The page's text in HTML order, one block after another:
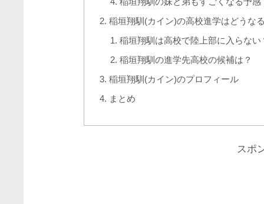
稲垣翔馴(カイン)の高校進学はどうな
稲垣翔馴は高校で陸上部に入らない
稲垣翔馴の進学先高校の候補は？
稲垣翔馴(カイン)のプロフィール
まとめ
スポ